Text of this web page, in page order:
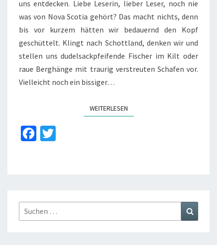
uns entdecken. Liebe Leserin, lieber Leser, noch nie
was von Nova Scotia gehört? Das macht nichts, denn
bis vor kurzem hätten wir bedauernd den Kopf
geschüttelt. Klingt nach Schottland, denken wir und
stellen uns dudelsackpfeifende Fischer im Kilt oder
raue Berghänge mit traurig verstreuten Schafen vor.
Vielleicht noch ein bissiger…
WEITERLESENWEITERLESEN
Fa
o
o
k
er
Suchen
nach: